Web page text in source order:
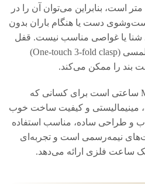
مقاومت آب این ساعت تا ۵۰ متر است، بنابراین می‌توان آن را در
دست یا هنگام باران بدون
شنا یا غواصی مناسب نیست. قفل
بند از نوع تاشو با بازشدن یک‌لمسی (One-touch 3-fold clasp)
بند را ممکن می‌کند.
در مجموع، MTP‑B145D‑2A2 ساعتی است برای کسانی که
مینیمالیستی و کیفیت ساخت خوب
و طراحی ساده، مناسب استفاده
نیمه‌رسمی است و تجربه‌ای
ساعت فلزی ارائه می‌دهد.